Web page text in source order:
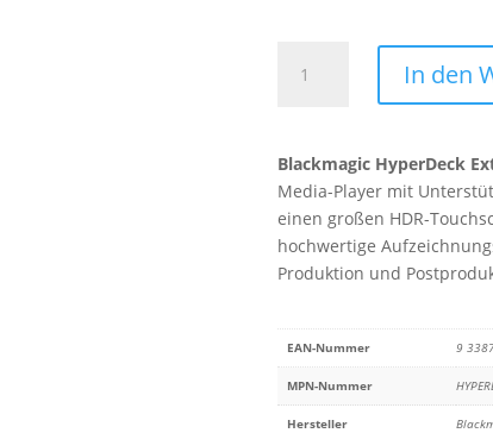
HyperDeck
HDR
Menge
In den
Blackmagic HyperDeck
Media-Player mit
einen großen HDR-
hochwertige
Produktion und
EAN-Nummer 9
MPN-Nummer
Hersteller